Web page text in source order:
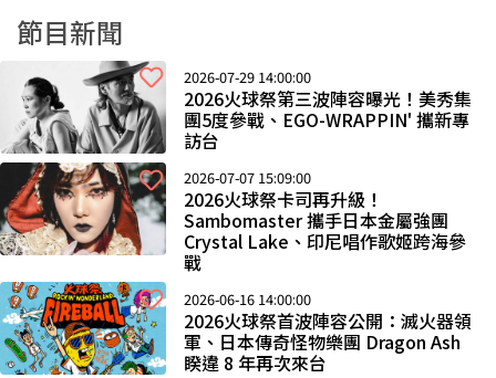
節目新聞
2026-07-29 14:00:00
2026火球祭第三波陣容曝光！美秀集
團5度參戰、EGO-WRAPPIN' 攜新專
訪台
2026-07-07 15:09:00
2026火球祭卡司再升級！
Sambomaster 攜手日本金屬強團
Crystal Lake、印尼唱作歌姬跨海參
戰
2026-06-16 14:00:00
2026火球祭首波陣容公開：滅火器領
軍、日本傳奇怪物樂團 Dragon Ash
睽違 8 年再次來台